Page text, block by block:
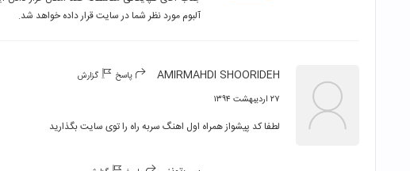
آلبوم مورد نظر شما در سایت قرار داده خواهد شد.
AMIRMAHDI SHOORIDEH پاسخ گزارش
۲۷ اردیبهشت ۱۳۹۴
لطفا کد پیشواز همراه اول اهنگ سربه راه را توی سایت بگذارید